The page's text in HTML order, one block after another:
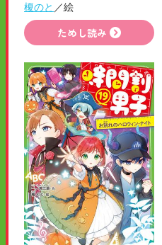
榎のと ／絵
ためし読み